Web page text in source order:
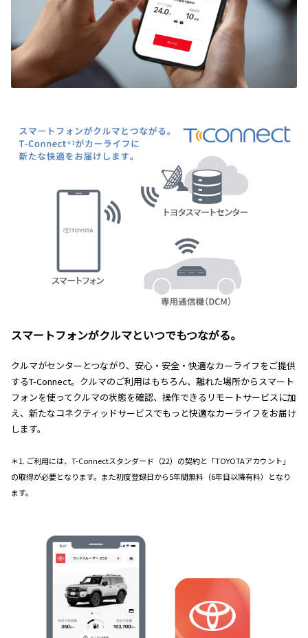
スマートフォンがクルマといつでもつながる。
クルマがセンターとつながり、安心・安全・快適なカーライフをご提供
するT-Connect。クルマのご利用はもちろん、離れた場所からスマート
フォンを使ってクルマの状態を確認、操作できるリモートサービスに加
え、新たなコネクティッドサービスでもっと快適なカーライフをお届け
します。
＊1. ご利用には、T-Connectスタンダード（22）の契約と「TOYOTAアカウント」
の取得が必要となります。また初度登録日から5年間無料（6年目以降有料）となり
ます。